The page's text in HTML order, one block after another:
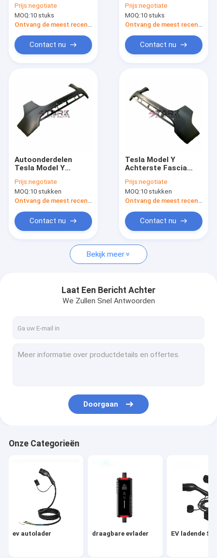
Video's
Ongeveer ons
Verzoek om een Citaat
draagbare evlader
Tesla-reservedelen
Wallboxev Lader
Tesla oplaadadapter
EV snelle Lader
Achterste bumper
sleepknop hoes
1494009-00-A
Prijs:negotiate
MOQ:10 stuks
Ontvang de meest recente Prijs
Contact nu
Y Achterste bumper
onderste fascia
Prijs:negotiate
MOQ:10 stuks
Ontvang de meest recente Prijs
Contact nu
Autoonderdelen
Tesla Model Y
Bumper Bumper
Assembly 1493735-
S0-A
Prijs:negotiate
MOQ:10 stukken
Ontvang de meest recente Prijs
Contact nu
Tesla Model Y
Achterste Fascia
Versterking Bar Body
Kits 2021 Achterste
Bumper
Prijs:negotiate
MOQ:10 stukken
Ontvang de meest recente Prijs
Contact nu
Bekijk meer
Laat Een Bericht Achter
We Zullen Snel Antwoorden
Doorgaan
Onze Categorieën
ev autolader draagbare evlader EV ladende